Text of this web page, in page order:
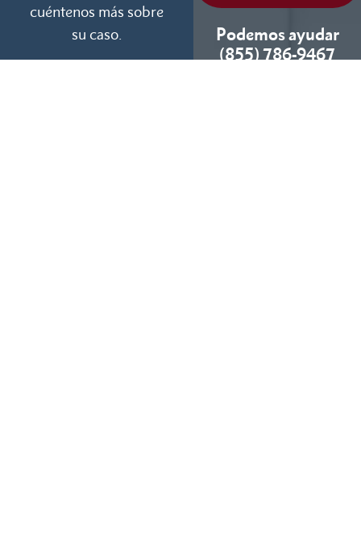
cuéntenos más sobre
su caso.
Podemos ayudar
(855) 786-9467